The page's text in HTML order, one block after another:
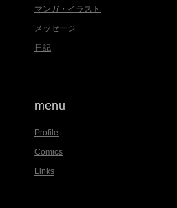
マンガ・イラスト
メッセージ
日記
menu
Profile
Comics
Links